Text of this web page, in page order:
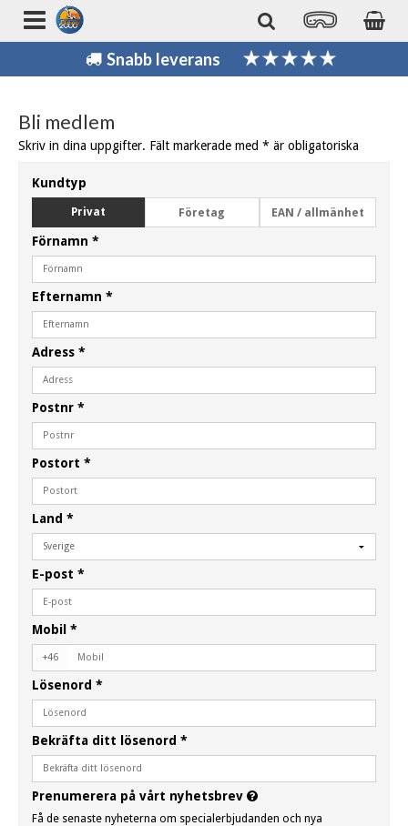
Snabb leverans
Bli medlem
Skriv in dina uppgifter. Fält markerade med * är obligatoriska
Kundtyp
Privat Företag EAN / allmänhet
Förnamn *
Efternamn *
Adress *
Postnr *
Postort *
Land *
E-post *
Mobil *
+46
Lösenord *
Bekräfta ditt lösenord *
Prenumerera på vårt nyhetsbrev
Få de senaste nyheterna om specialerbjudanden och nya